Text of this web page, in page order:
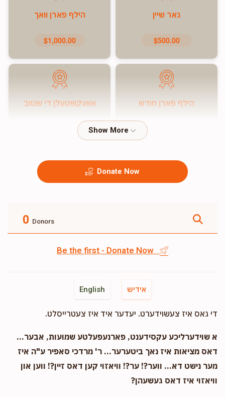
גאר שיין
$500.00
הילף פארן וואך
$1,000.00
הילף פארן חודש אוועקשטעלן די שטוב
Donate Now
0 Donors
Be the first - Donate Now
English אידיש
די גאס איז צעשוידערט. יעדער איד איז צעטרייסלט.
א שוידערליכע עקסידענט, פארנעפעלטע שמועות, אבער...
דאס מציאות איז נאך ביטערער... ר' מרדכי סאפיר ע"ה איז
מער נישט דא... ווער?! ער?! וויאזוי קען דאס זיין?! ווען און
וויאזוי איז דאס געשעהן?